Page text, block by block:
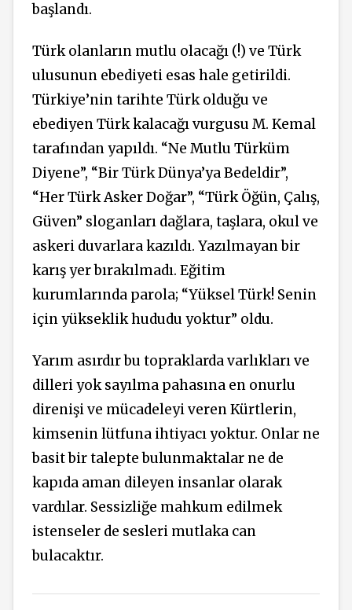
başlandı.
Türk olanların mutlu olacağı (!) ve Türk
ulusunun ebediyeti esas hale getirildi.
Türkiye’nin tarihte Türk olduğu ve
ebediyen Türk kalacağı vurgusu M. Kemal
tarafından yapıldı. “Ne Mutlu Türküm
Diyene”, “Bir Türk Dünya’ya Bedeldir”,
“Her Türk Asker Doğar”, “Türk Öğün, Çalış,
Güven” sloganları dağlara, taşlara, okul ve
askeri duvarlara kazıldı. Yazılmayan bir
karış yer bırakılmadı. Eğitim
kurumlarında parola; “Yüksel Türk! Senin
için yükseklik hududu yoktur” oldu.
Yarım asırdır bu topraklarda varlıkları ve
dilleri yok sayılma pahasına en onurlu
direnişi ve mücadeleyi veren Kürtlerin,
kimsenin lütfuna ihtiyacı yoktur. Onlar ne
basit bir talepte bulunmaktalar ne de
kapıda aman dileyen insanlar olarak
vardılar. Sessizliğe mahkum edilmek
istenseler de sesleri mutlaka can
bulacaktır.